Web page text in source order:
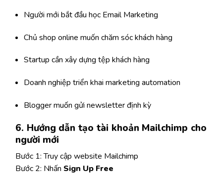
Người mới bắt đầu học Email Marketing
Chủ shop online muốn chăm sóc khách hàng
Startup cần xây dựng tệp khách hàng
Doanh nghiệp triển khai marketing automation
Blogger muốn gửi newsletter định kỳ
6. Hướng dẫn tạo tài khoản Mailchimp cho
người mới
Bước 1: Truy cập website Mailchimp
Bước 2: Nhấn Sign Up Free